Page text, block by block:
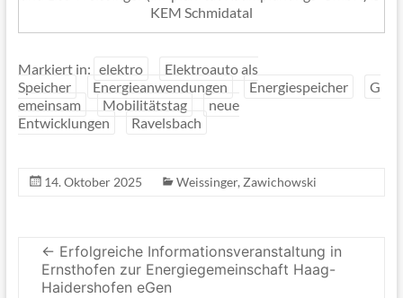
KEM Schmidatal
Markiert in: elektro
Elektroauto als
Speicher
Energieanwendungen Energiespeicher
G
emeinsam
Mobilitätstag
neue
Entwicklungen
Ravelsbach
14. Oktober 2025 Weissinger,Zawichowski
← Erfolgreiche Informationsveranstaltung in
Ernsthofen zur Energiegemeinschaft Haag-
Haidershofen eGen